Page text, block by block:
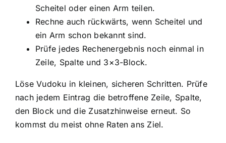
Scheitel oder einen Arm teilen.
Rechne auch rückwärts, wenn Scheitel und
ein Arm schon bekannt sind.
Prüfe jedes Rechenergebnis noch einmal in
Zeile, Spalte und 3×3-Block.
Löse Vudoku in kleinen, sicheren Schritten. Prüfe
nach jedem Eintrag die betroffene Zeile, Spalte,
den Block und die Zusatzhinweise erneut. So
kommst du meist ohne Raten ans Ziel.